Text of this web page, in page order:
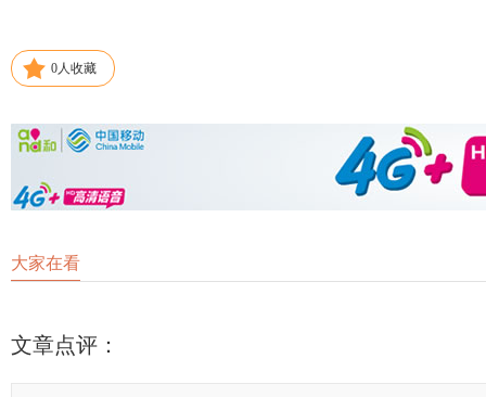
0人收藏
大家在看
文章点评：